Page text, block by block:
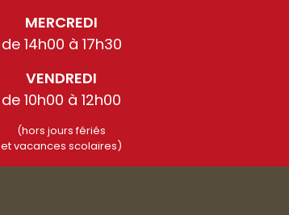
MERCREDI
de 14h00 à 17h30
VENDREDI
de 10h00 à 12h00
(hors jours fériés
et vacances scolaires)